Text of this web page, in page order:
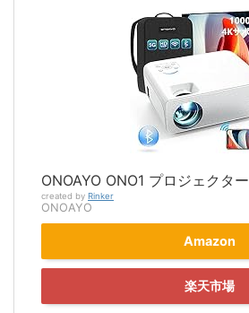
ONOAYO ONO1 プロジェクター
created by Rinker
ONOAYO
Amazon
楽天市場